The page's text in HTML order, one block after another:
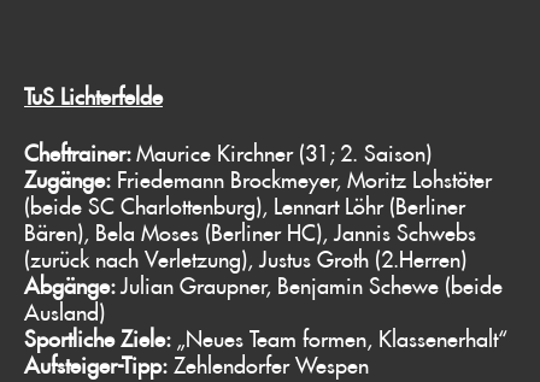
TuS Lichterfelde
Cheftrainer:Maurice Kirchner (31; 2. Saison)
Zugänge: Friedemann Brockmeyer, Moritz Lohstöter
(beide SC Charlottenburg), Lennart Löhr (Berliner
Bären), Bela Moses (Berliner HC), Jannis Schwebs
(zurück nach Verletzung), Justus Groth (2.Herren)
Abgänge:Julian Graupner, Benjamin Schewe (beide
Ausland)
Sportliche Ziele: „Neues Team formen, Klassenerhalt“
Aufsteiger-Tipp: Zehlendorfer Wespen